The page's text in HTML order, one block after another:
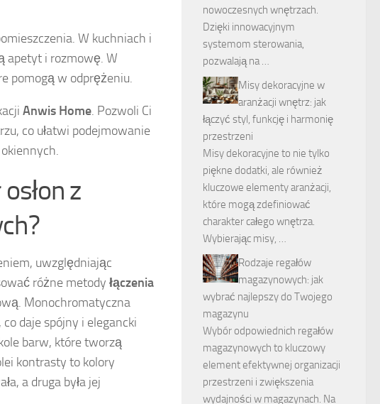
W kuchniach i
apetyt i rozmowę. W
pomogą w odprężeniu.
Anwis Home. Pozwoli Ci
co ułatwi podejmowanie
z
uwzględniając
różne metody łączenia
Monochromatyczna
daje spójny i elegancki
barw, które tworzą
kontrasty to kolory
a druga była jej
nowoczesnych wnętrzach.
Dzięki innowacyjnym
systemom sterowania,
pozwalają na …
Misy dekoracyjne w
aranżacji wnętrz: jak
łączyć styl, funkcję i harmonię
przestrzeni
Misy dekoracyjne to nie tylko
piękne dodatki, ale również
kluczowe elementy aranżacji,
które mogą zdefiniować
charakter całego wnętrza.
Wybierając misy, …
Rodzaje regałów
magazynowych: jak
wybrać najlepszy do Twojego
magazynu
Wybór odpowiednich regałów
magazynowych to kluczowy
element efektywnej organizacji
przestrzeni i zwiększenia
wydajności w magazynach. Na